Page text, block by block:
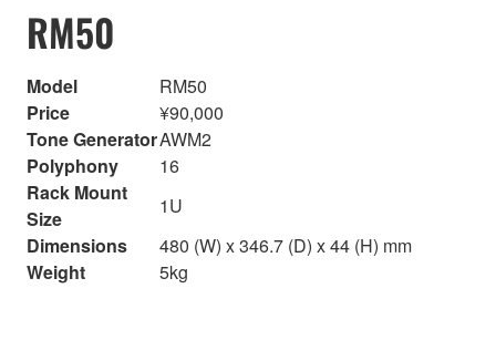
RM50
Model
RM50
Price
¥90,000
Tone GeneratorAWM2
Polyphony
16
Rack Mount
Size
1U
Dimensions
480 (W) x 346.7 (D) x 44 (H) mm
Weight
5kg